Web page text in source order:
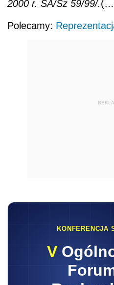
2000 r. SA/Sz 59/99/.
Polecamy:
KONFERENCJA
V